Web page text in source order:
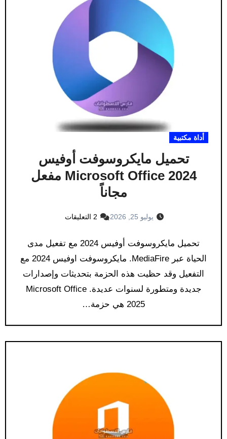
أداة مكتبية
تحميل مايكروسوفت أوفيس
Microsoft Office 2024 مفعل
مجاناً
يوليو 25, 2026 2 التعليقات
تحميل مايكروسوفت أوفيس 2024 مع تفعيل مدى
الحياة عبر MediaFire. مايكروسوفت اوفيس 2024 مع
التفعيل وقد حظيت هذه الحزمة بتحديثات وإصدارات
جديدة ومتطورة لسنوات عديدة. Microsoft Office
2025 هي حزمة…